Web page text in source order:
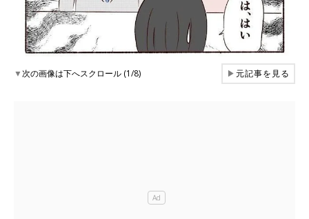
▼次の画像は下へスクロール (1/8) ▶元記事を見る